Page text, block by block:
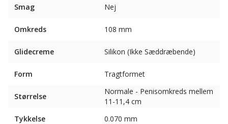
Smag Nej
Omkreds 108 mm
Glidecreme Silikon (Ikke Sæddræbende)
Form Tragtformet
Størrelse
Normale - Penisomkreds mellem
11-11,4 cm
Tykkelse
0.070 mm